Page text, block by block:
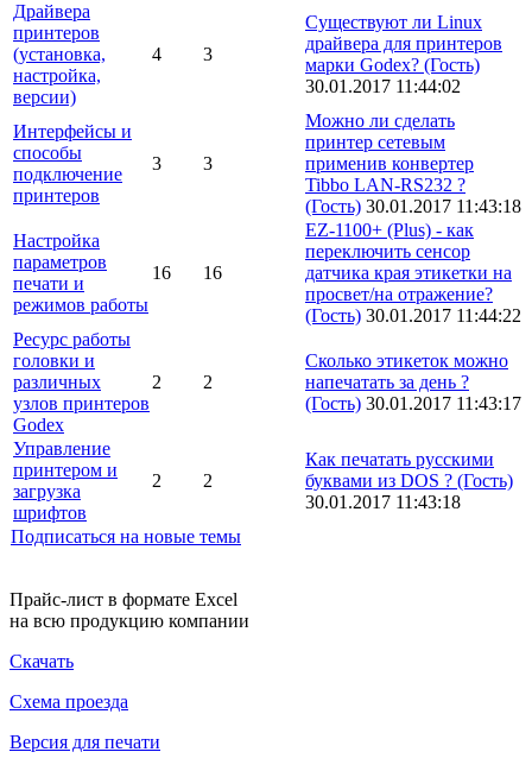
Драйвера
принтеров
(установка,
настройка,
версии)
4 3
Существуют ли Linux
драйвера для принтеров
марки Godex? (Гость)
30.01.2017 11:44:02
Интерфейсы и
способы
подключение
принтеров
3 3
Можно ли сделать
принтер сетевым
применив конвертер
Tibbo LAN-RS232 ?
(Гость) 30.01.2017 11:43:18
Настройка
параметров
печати и
режимов работы
16 16
EZ-1100+ (Plus) - как
переключить сенсор
датчика края этикетки на
просвет/на отражение?
(Гость) 30.01.2017 11:44:22
Ресурс работы
головки и
различных
узлов принтеров
Godex
2 2
Сколько этикеток можно
напечатать за день ?
(Гость) 30.01.2017 11:43:17
Управление
принтером и
загрузка
шрифтов
2 2
Как печатать русскими
буквами из DOS ? (Гость)
30.01.2017 11:43:18
Подписаться на новые темы
Прайс-лист в формате Excel
на всю продукцию компании
Скачать
Схема проезда
Версия для печати